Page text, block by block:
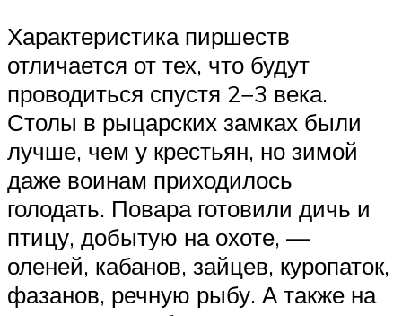
Характеристика пиршеств
отличается от тех, что будут
проводиться спустя 2−3 века.
Столы в рыцарских замках были
лучше, чем у крестьян, но зимой
даже воинам приходилось
голодать. Повара готовили дичь и
птицу, добытую на охоте, —
оленей, кабанов, зайцев, куропаток,
фазанов, речную рыбу. А также на